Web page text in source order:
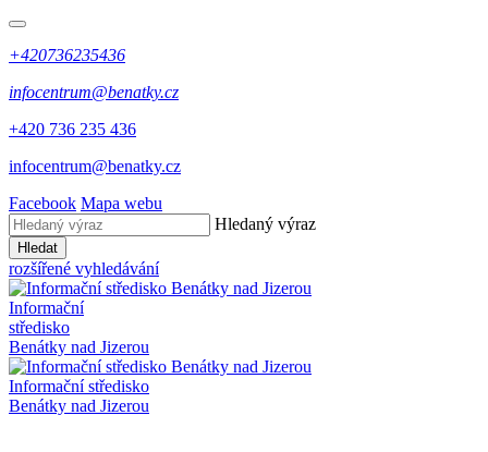
+420736235436
infocentrum@benatky.cz
+420 736 235 436
infocentrum@benatky.cz
Facebook Mapa webu
Hledaný výraz
Hledat
rozšířené vyhledávání
Informační
středisko
Benátky nad Jizerou
Informační středisko
Benátky nad Jizerou